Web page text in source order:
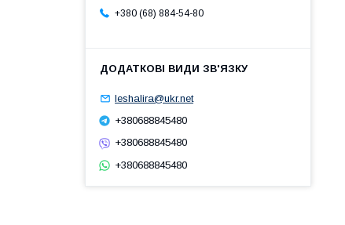
+380 (68) 884-54-80
leshalira@ukr.net
+380688845480
+380688845480
+380688845480